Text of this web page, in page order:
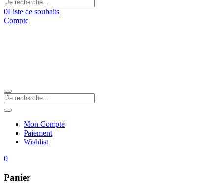
0Liste de souhaits
Compte
Mon Compte
Paiement
Wishlist
0
Panier